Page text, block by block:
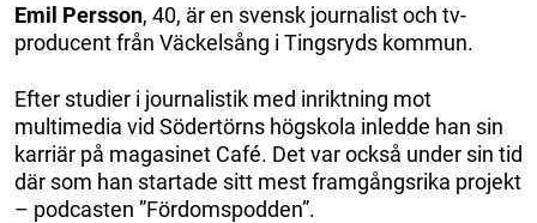
Emil Persson, 40, är en svensk journalist och tv-
producent från Väckelsång i Tingsryds kommun.
Efter studier i journalistik med inriktning mot
multimedia vid Södertörns högskola inledde han sin
karriär på magasinet Café. Det var också under sin tid
där som han startade sitt mest framgångsrika projekt
– podcasten ”Fördomspodden”.